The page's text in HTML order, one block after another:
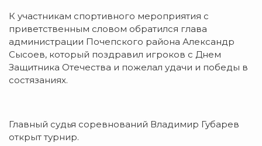
К участникам спортивного мероприятия с
приветственным словом обратился глава
администрации Почепского района Александр
Сысоев, который поздравил игроков с Днем
Защитника Отечества и пожелал удачи и победы в
состязаниях.
Главный судья соревнований Владимир Губарев
открыт турнир.